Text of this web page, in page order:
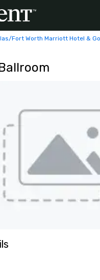
Fort Worth Marriott Hotel &